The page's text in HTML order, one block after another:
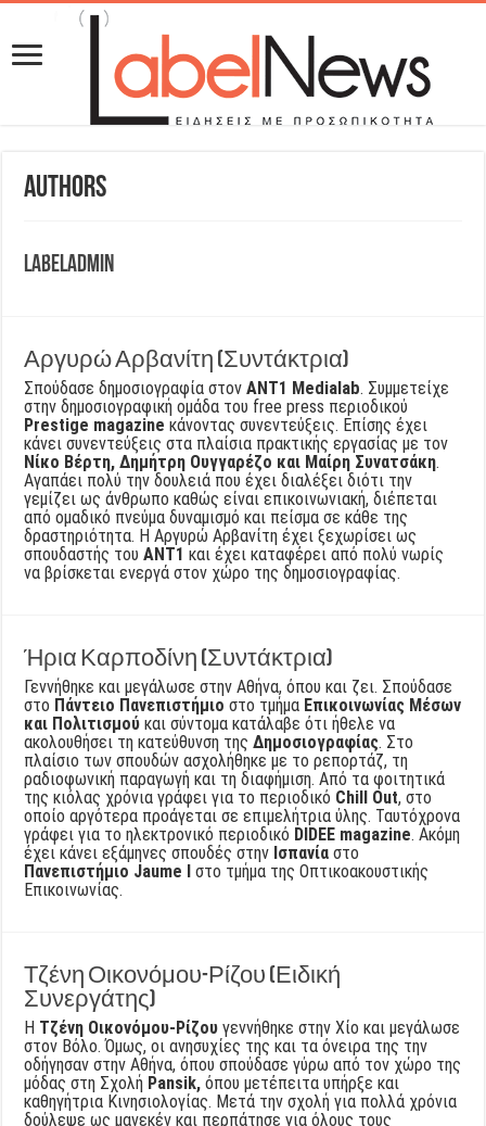
Authors
LabelAdmin
Αργυρώ Αρβανίτη (Συντάκτρια)
Σπούδασε δημοσιογραφία στονΑΝΤ1 Medialab. Συμμετείχε
στην δημοσιογραφική ομάδα του free press περιοδικού
Prestige magazine κάνοντας συνεντεύξεις. Επίσης έχει
κάνει συνεντεύξεις στα πλαίσια πρακτικής εργασίας με τον
Νίκο Βέρτη, Δημήτρη Ουγγαρέζο και Μαίρη Συνατσάκη.
Αγαπάει πολύ την δουλειά που έχει διαλέξει διότι την
γεμίζει ως άνθρωπο καθώς είναι επικοινωνιακή, διέπεται
από ομαδικό πνεύμα δυναμισμό και πείσμα σε κάθε της
δραστηριότητα. Η Αργυρώ Αρβανίτη έχει ξεχωρίσει ως
σπουδαστής τουΑΝΤ1 και έχει καταφέρει από πολύ νωρίς
να βρίσκεται ενεργά στον χώρο της δημοσιογραφίας.
Ήρια Καρποδίνη (Συντάκτρια)
Γεννήθηκε και μεγάλωσε στην Αθήνα, όπου και ζει. Σπούδασε
στο Πάντειο Πανεπιστήμιο στο τμήμα Επικοινωνίας Μέσων
και Πολιτισμού και σύντομα κατάλαβε ότι ήθελε να
ακολουθήσει τη κατεύθυνση τηςΔημοσιογραφίας. Στο
πλαίσιο των σπουδών ασχολήθηκε με το ρεπορτάζ, τη
ραδιοφωνική παραγωγή και τη διαφήμιση. Από τα φοιτητικά
της κιόλας χρόνια γράφει για το περιοδικό Chill Out, στο
οποίο αργότερα προάγεται σε επιμελήτρια ύλης. Ταυτόχρονα
γράφει για το ηλεκτρονικό περιοδικό DIDEE magazine. Ακόμη
έχει κάνει εξάμηνες σπουδές στην Ισπανία στο
Πανεπιστήμιο Jaume I στο τμήμα της Οπτικοακουστικής
Επικοινωνίας.
Τζένη Οικονόμου-Ρίζου (Ειδική
Συνεργάτης)
Η Τζένη Οικονόμου-Ρίζου γεννήθηκε στην Χίο και μεγάλωσε
στον Βόλο. Όμως, οι ανησυχίες της και τα όνειρα της την
οδήγησαν στην Αθήνα, όπου σπούδασε γύρω από τον χώρο της
μόδας στη Σχολή Pansik, όπου μετέπειτα υπήρξε και
καθηγήτρια Κινησιολογίας. Μετά την σχολή για πολλά χρόνια
δούλεψε ως μανεκέν και περπάτησε για όλους τους